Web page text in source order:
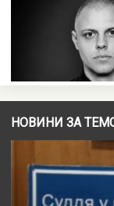
НОВИНИ ЗА